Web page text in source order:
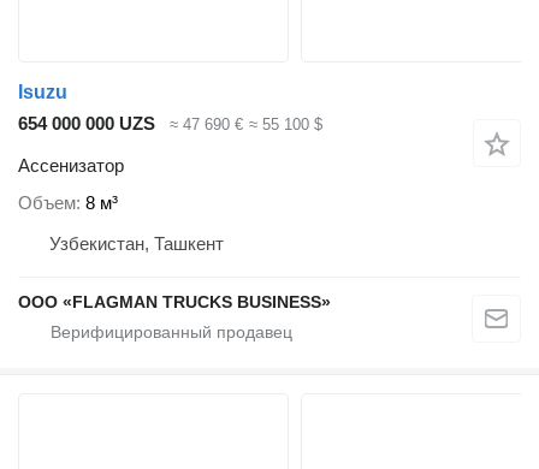
Isuzu
654 000 000 UZS
≈ 47 690 € ≈ 55 100 $
Ассенизатор
Объем 8 м³
Узбекистан, Ташкент
ООО «FLAGMAN TRUCKS BUSINESS»